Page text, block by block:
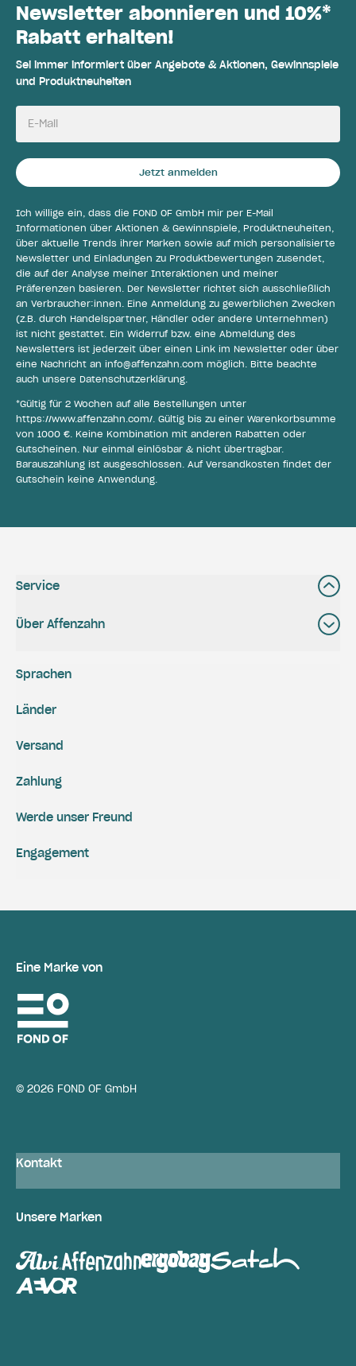
Newsletter abonnieren und 10%*
Rabatt erhalten!
Sei immer informiert über Angebote & Aktionen, Gewinnspiele
und Produktneuheiten
E-Mail
Jetzt anmelden
Ich willige ein, dass die FOND OF GmbH mir per E-Mail
Informationen über Aktionen & Gewinnspiele, Produktneuheiten,
über aktuelle Trends ihrer Marken sowie auf mich personalisierte
Newsletter und Einladungen zu Produktbewertungen zusendet,
die auf der Analyse meiner Interaktionen und meiner
Präferenzen basieren. Der Newsletter richtet sich ausschließlich
an Verbraucher:innen. Eine Anmeldung zu gewerblichen Zwecken
(z.B. durch Handelspartner, Händler oder andere Unternehmen)
ist nicht gestattet. Ein Widerruf bzw. eine Abmeldung des
Newsletters ist jederzeit über einen Link im Newsletter oder über
eine Nachricht an info@affenzahn.com möglich. Bitte beachte
auch unsere Datenschutzerklärung.
*Gültig für 2 Wochen auf alle Bestellungen unter
https://www.affenzahn.com/. Gültig bis zu einer Warenkorbsumme
von 1000 €. Keine Kombination mit anderen Rabatten oder
Gutscheinen. Nur einmal einlösbar & nicht übertragbar.
Barauszahlung ist ausgeschlossen. Auf Versandkosten findet der
Gutschein keine Anwendung.
Service
Über Affenzahn
Versand
Zahlung
Engagement
Werde unser Freund
Sprachen
Länder
Eine Marke von
© 2026 FOND OF GmbH
Kontakt
Unsere Marken